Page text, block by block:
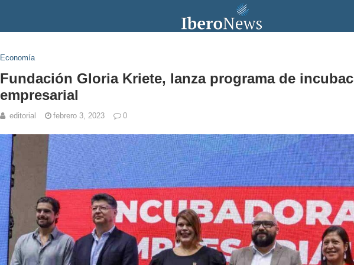
Economía
Fundación Gloria Kriete, lanza programa de
empresarial
editorial febrero 3, 2023 0